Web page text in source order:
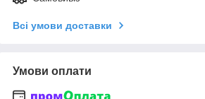
Всі умови доставки
Умови оплати